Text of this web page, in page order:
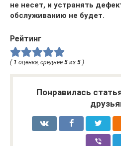
не несет, и устранять
обслуживанию не будет.
Рейтинг
( 1 оценка, среднее 5 из 5 )
Понравилась